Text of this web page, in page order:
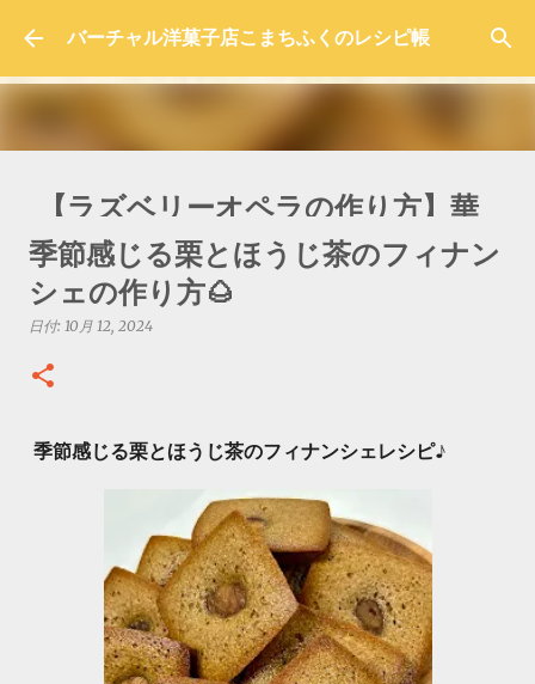
スキップしてメイン コンテンツに移動
バーチャル洋菓子店こまちふくのレシピ帳
【ラズベリーオペラの作り方】華
やかで色鮮やかな本格レシピを紹
介！
日付:10月 05, 2025
季節感じる栗とほうじ茶のフィナン
シェの作り方🌰
日付: 10月 12, 2024
季節感じる栗とほうじ茶のフィナンシェレシピ♪